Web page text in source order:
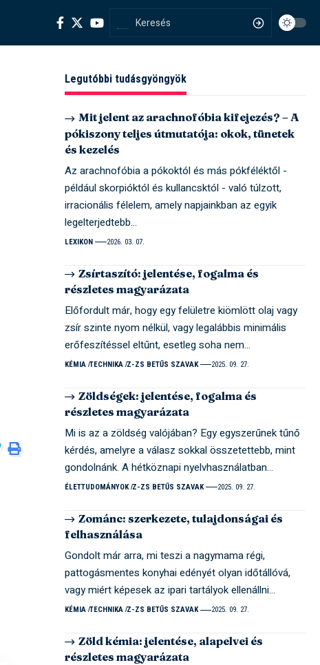
Legutóbbi tudásgyöngyök
Mit jelent az arachnofóbia kifejezés? – A
pókiszony teljes útmutatója: okok, tünetek
és kezelés
Az arachnofóbia a pókoktól és más pókféléktől -
például skorpióktól és kullancsktól - való túlzott,
irracionális félelem, amely napjainkban az egyik
legelterjedtebb…
LEXIKON 2026. 03. 07.
Zsírtaszító: jelentése, fogalma és
részletes magyarázata
Előfordult már, hogy egy felületre kiömlött olaj vagy
zsír szinte nyom nélkül, vagy legalábbis minimális
erőfeszítéssel eltűnt, esetleg soha nem…
KÉMIA TECHNIKA Z-ZS BETŰS SZAVAK 2025. 09. 27.
Zöldségek: jelentése, fogalma és
részletes magyarázata
Mi is az a zöldség valójában? Egy egyszerűnek tűnő
kérdés, amelyre a válasz sokkal összetettebb, mint
gondolnánk. A hétköznapi nyelvhasználatban…
ÉLETTUDOMÁNYOK Z-ZS BETŰS SZAVAK 2025. 09. 27.
Zománc: szerkezete, tulajdonságai és
felhasználása
Gondolt már arra, mi teszi a nagymama régi,
pattogásmentes konyhai edényét olyan időtállóvá,
vagy miért képesek az ipari tartályok ellenállni…
KÉMIA TECHNIKA Z-ZS BETŰS SZAVAK 2025. 09. 27.
Zöld kémia: jelentése, alapelvei és
részletes magyarázata